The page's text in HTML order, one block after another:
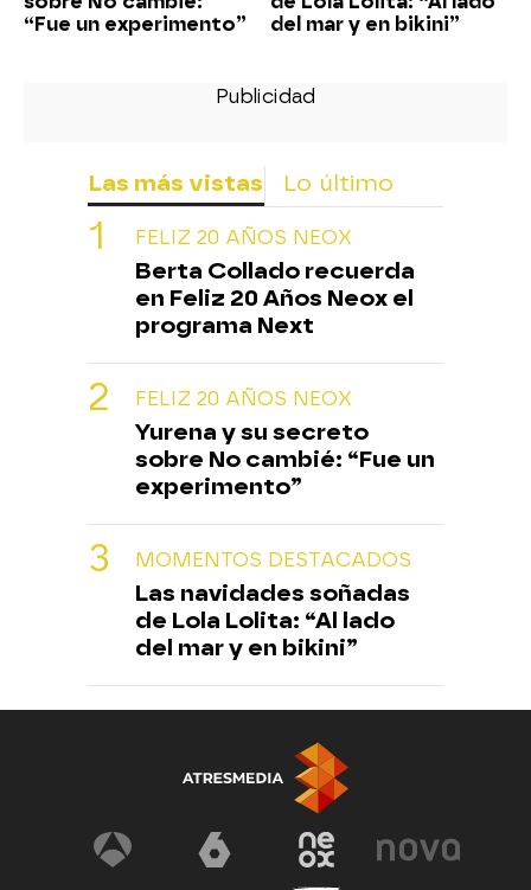
“Fue un experimento”
del mar y en bikini”
Las más vistas Lo último
FELIZ 20 AÑOS NEOX
Berta Collado recuerda
en Feliz 20 Años Neox el
programa Next
FELIZ 20 AÑOS NEOX
Yurena y su secreto
sobre No cambié: “Fue un
experimento”
MOMENTOS DESTACADOS
Las navidades soñadas
de Lola Lolita: “Al lado
del mar y en bikini”